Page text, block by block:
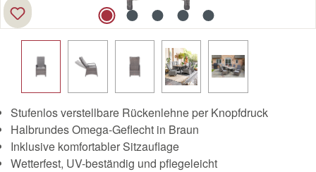
Stufenlos verstellbare Rückenlehne per Knopfdruck
Halbrundes Omega-Geflecht in Braun
Inklusive komfortabler Sitzauflage
Wetterfest, UV-beständig und pflegeleicht